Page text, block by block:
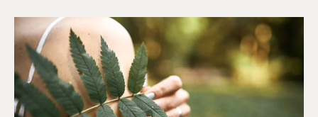
очередь на работу с кожей, действия массажиста
при этом более мягкие, щадящие и приятные.